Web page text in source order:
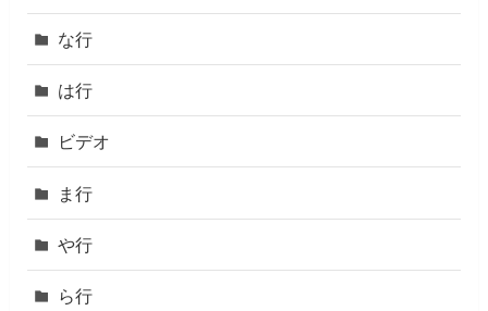
な行
は行
ビデオ
ま行
や行
ら行